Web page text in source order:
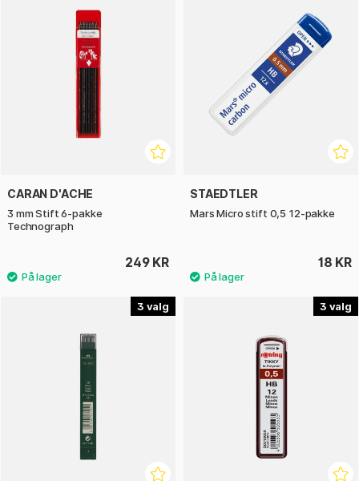
CARAN D'ACHE
3 mm Stift 6-pakke
Technograph
249 KR
STAEDTLER
Mars Micro stift 0,5 12-pakke
18 KR
3 3